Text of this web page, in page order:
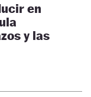
en
y las